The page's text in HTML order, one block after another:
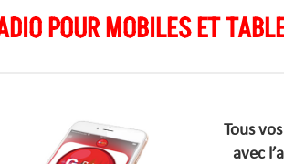
POUR MOBILES ET
Tous
avec